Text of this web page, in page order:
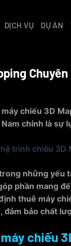
DỊCH VỤ DỰ ÁN
chiếu 3D
chính là sự
những yếu
phần mang
thuê máy
đảm bảo chất
chiếu